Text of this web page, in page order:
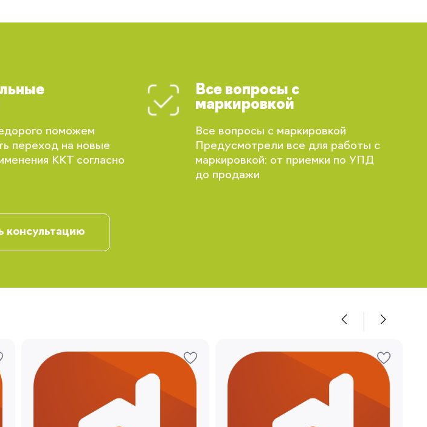
поможем
переход на новые
ККТ согласно
Все вопросы с
маркировкой
Все вопросы с маркировкой
Предусмотрели все для работы с
маркировкой: от приемки по УПД
до продажи
консультацию
статус своих
индивидуальные
Забыли свой пароль?